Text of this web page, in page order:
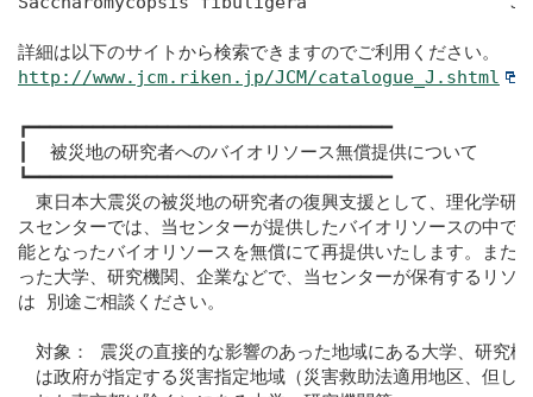
http://www.jcm.riken.jp/JCM/catalogue_J.shtml
┏━━━━━━━━━━━━━━━━━━━━━━━━━━━━━━━━━━
┃  被災地の研究者へのバイオリソース無償提供について
┗━━━━━━━━━━━━━━━━━━━━━━━━━━━━━━━━━━
東日本大震災の被災地の研究者の復興支援として、理化学研
スセンターでは、当センターが提供したバイオリソースの中で
能となったバイオリソースを無償にて再提供いたします。また
った大学、研究機関、企業などで、当センターが保有するリソ
は 別途ご相談ください。
対象： 震災の直接的な影響のあった地域にある大学、研究機
は政府が指定する災害指定地域（災害救助法適用地区、但し